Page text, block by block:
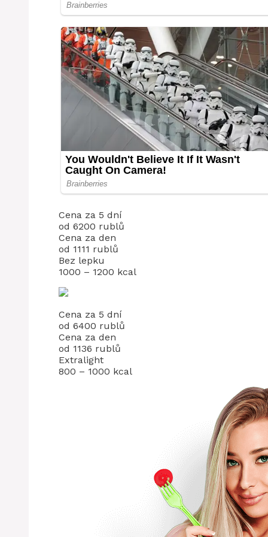
Cena za 5 dní
od 6200 rublů
Cena za den
od 1111 rublů
Bez lepku
1000 – 1200 kcal
Cena za 5 dní
od 6400 rublů
Cena za den
od 1136 rublů
Extralight
800 – 1000 kcal